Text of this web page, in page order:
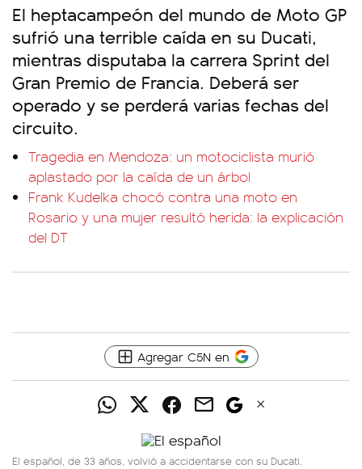
El heptacampeón del mundo de Moto GP
sufrió una terrible caída en su Ducati,
mientras disputaba la carrera Sprint del
Gran Premio de Francia. Deberá ser
operado y se perderá varias fechas del
circuito.
Tragedia en Mendoza: un motociclista murió
aplastado por la caída de un árbol
Frank Kudelka chocó contra una moto en
Rosario y una mujer resultó herida: la explicación
del DT
Agregar C5N en
El español, de 33 años, volvió a accidentarse con su Ducati.